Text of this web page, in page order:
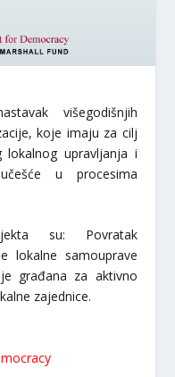
višegodišnjih
koje imaju za cilj
lokalnog upravljanja i
u procesima
su: Povratak
lokalne samouprave
građana za aktivno
zajednice.